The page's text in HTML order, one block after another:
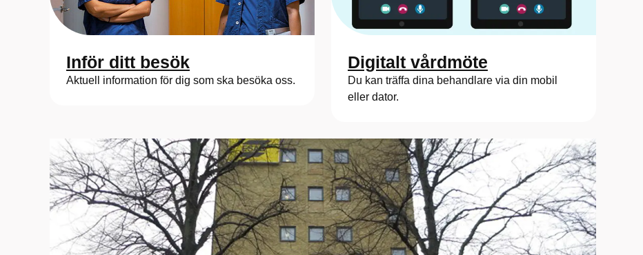
Inför ditt besök
Aktuell information för dig som ska besöka oss.
Digitalt vårdmöte
Du kan träffa dina behandlare via din mobil
eller dator.